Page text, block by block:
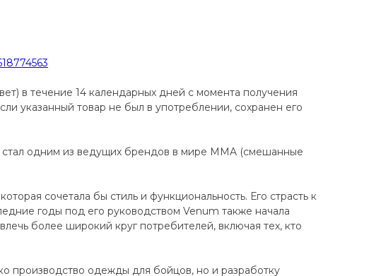
в течение 14 календарных дней с момента получения
указанный товар не был в употреблении, сохранен его
одним из ведущих брендов в мире MMA (смешанные
сочетала бы стиль и функциональность. Его страсть к
годы под его руководством Venum также начала
более широкий круг потребителей, включая тех, кто
производство одежды для бойцов, но и разработку